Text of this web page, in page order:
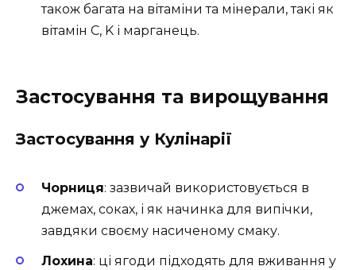
також багата на вітаміни та мінерали, такі як
вітамін C, K і марганець.
Застосування та вирощування
Застосування у Кулінарії
Чорниця: зазвичай використовується в
джемах, соках, і як начинка для випічки,
завдяки своєму насиченому смаку.
Лохина: ці ягоди підходять для вживання у